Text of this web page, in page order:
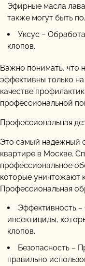
Эфирные масла
также могут быть
Уксус −
клопов.
Важно понимать, что
эффективны только
качестве
профессиональной
Профессиональная
Это самый надежный
квартире в Москве.
профессиональное
которые уничтожают
Профессиональная
Эффективность
инсектициды,
клопов.
Безопасность −
правильно